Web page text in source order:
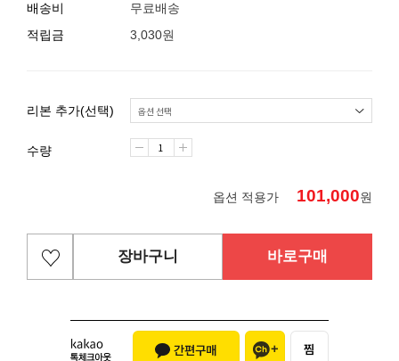
배송비
무료배송
적립금
3,030원
리본 추가(선택)
수량
옵션 적용가 101,000원
장바구니 바로구매